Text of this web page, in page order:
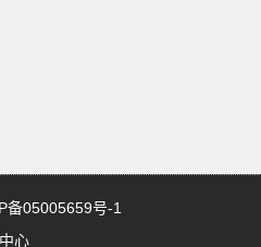
05005659号-1
心